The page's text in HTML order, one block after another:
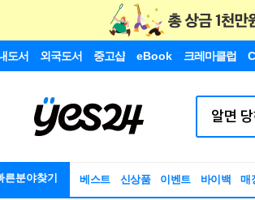
도서 외국도서 중고샵 eBook 크레마클럽
른분야찾기 베스트 신상품 이벤트 바이백 매